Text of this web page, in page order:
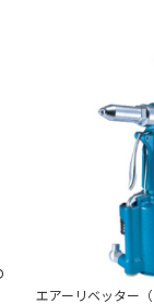
エアーリベッター